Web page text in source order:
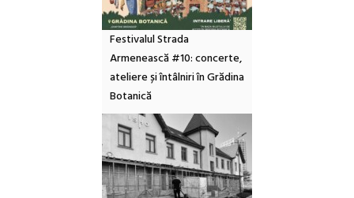
Festivalul Strada
Armenească #10: concerte,
ateliere și întâlniri în Grădina
Botanică